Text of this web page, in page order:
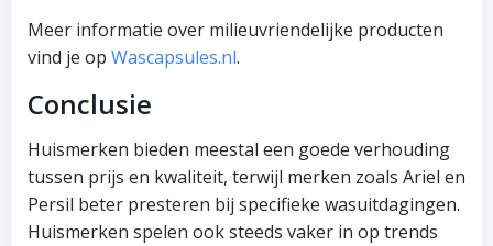
Meer informatie over milieuvriendelijke producten
vind je op Wascapsules.nl.
Conclusie
Huismerken bieden meestal een goede verhouding
tussen prijs en kwaliteit, terwijl merken zoals Ariel en
Persil beter presteren bij specifieke wasuitdagingen.
Huismerken spelen ook steeds vaker in op trends